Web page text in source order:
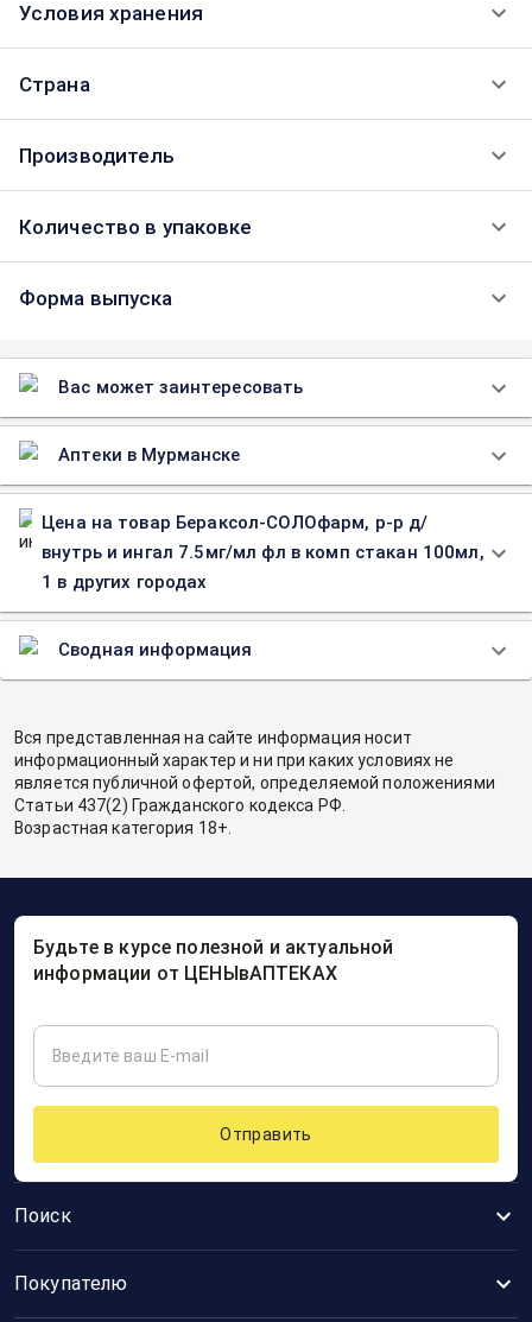
Условия хранения
Страна
Производитель
Количество в упаковке
Форма выпуска
Вас может заинтересовать
Аптеки в Мурманске
Цена на товар Бераксол-СОЛОфарм, р-р д/
внутрь и ингал 7.5мг/мл фл в комп стакан 100мл,
1 в других городах
Сводная информация
Вся представленная на сайте информация носит
информационный характер и ни при каких условиях не
является публичной офертой, определяемой положениями
Статьи 437(2) Гражданского кодекса РФ.
Возрастная категория 18+.
Поиск
Покупателю
Будьте в курсе полезной и актуальной
информации от ЦЕНЫвАПТЕКАХ
Отправить